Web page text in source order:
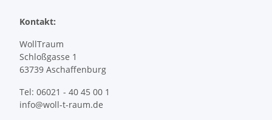
Kontakt:
WollTraum
Schloßgasse 1
63739 Aschaffenburg
Tel: 06021 - 40 45 00 1
info@woll-t-raum.de